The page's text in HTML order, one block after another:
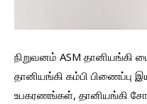
நிறுவனம் ASM தானியங்கி
தானியங்கி கம்பி பிணைப்பு
உபகரணங்கள், தானியங்கி